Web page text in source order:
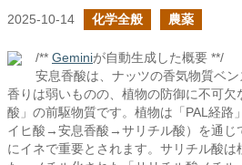
2025-10-14 化学全般 農薬
/** Geminiが自動生成した概要 **/
安息香酸は、ナッツの香気物質ベン
香りは弱いものの、植物の防御に不可
酸」の前駆物質です。植物は「PAL経
イヒ酸→安息香酸→サリチル酸）を通じ
にイネで重要とされます。サリチル酸は